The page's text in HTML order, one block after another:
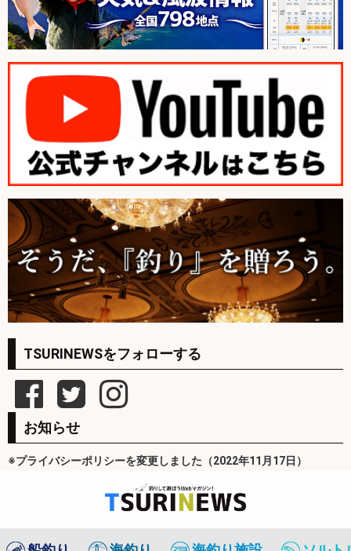
TSURINEWSをフォローする
お知らせ
※プライバシーポリシーを変更しました（2022年11月17日）